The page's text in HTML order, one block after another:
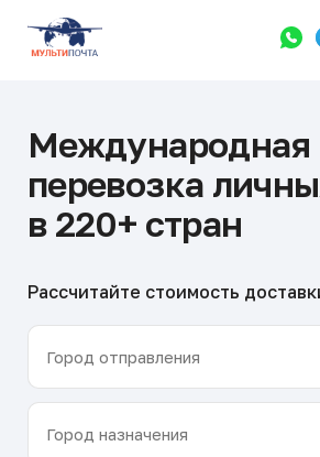
Международная
перевозка
в 220+ стран
Рассчитайте стоимость